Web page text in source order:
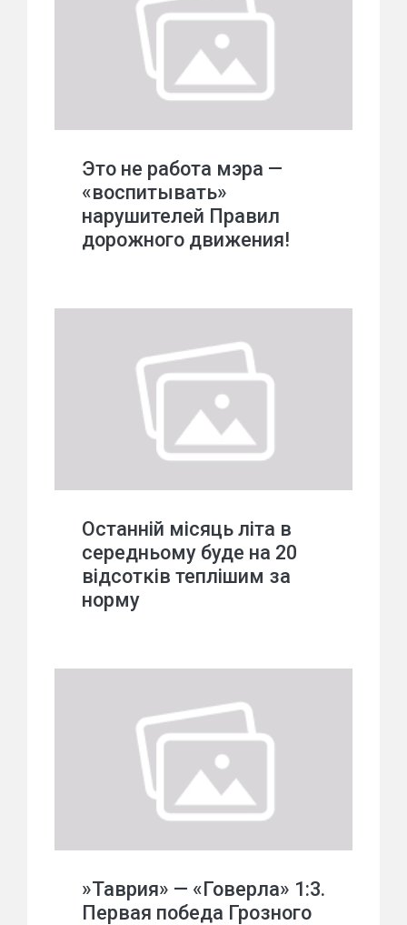
Это не работа мэра —
«воспитывать»
нарушителей Правил
дорожного движения!
Останній місяць літа в
середньому буде на 20
відсотків теплішим за
норму
»Таврия» — «Говерла» 1:3.
Первая победа Грозного